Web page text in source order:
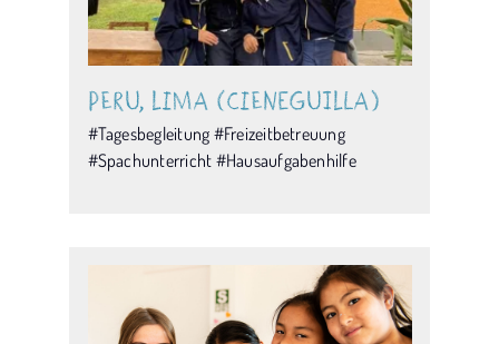
Peru, Lima (Cieneguilla)
#Tagesbegleitung #Freizeitbetreuung
#Spachunterricht #Hausaufgabenhilfe